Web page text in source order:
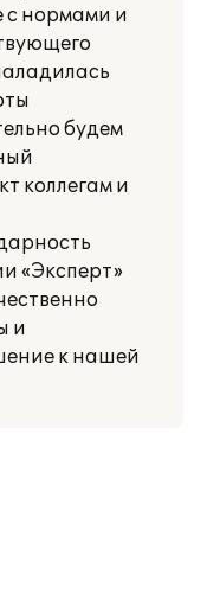
с нормами и
будем
коллегам и
«Эксперт»
и
к нашей